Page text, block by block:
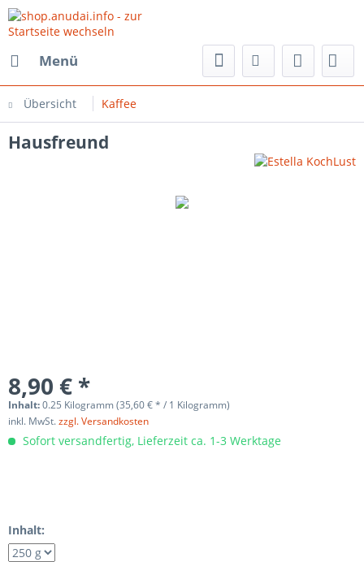
Menü
Übersicht Kaffee
Hausfreund
8,90 € *
Inhalt:0.25 Kilogramm (35,60 € * / 1 Kilogramm)
inkl. MwSt.zzgl. Versandkosten
Sofort versandfertig, Lieferzeit ca. 1-3 Werktage
Inhalt: